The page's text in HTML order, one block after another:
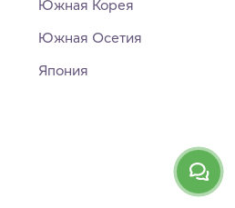
Южная Корея
Южная Осетия
Япония